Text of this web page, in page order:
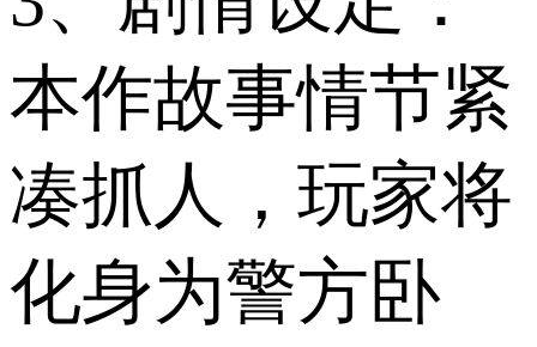
本作故事情节紧
凑抓人，玩家将
化身为警方卧